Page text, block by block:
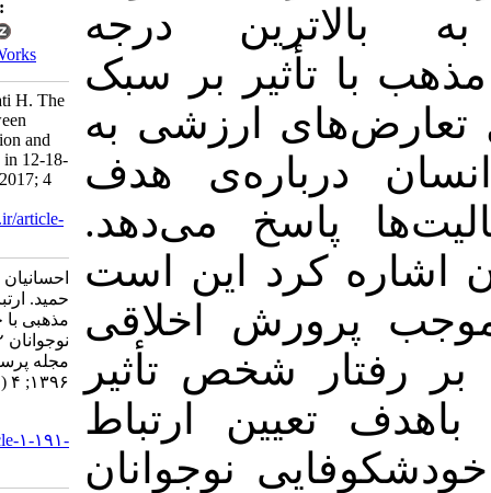
درجه
تأثیر بر سبک
ارزشی به
هدف
پاسخ می‌دهد.
کرد این است
اخلاقی
شخص تأثیر
ارتباط
نوجوانان
Mendeley
Zotero
RefWorks
ehsanian E, hojjati H. The
relationship between
religious orientation and
self-actualization in 12-18-
year-old . JPEN 2017; 4
URL:http://jpen.ir/article-
1-191-fa.html
احسانیان الهام، حجتی
حمید. ارتباط جهت‌گیری
مذهبی با خودشکوفایی
نوجوانان ۱۲ -۱۸ سال.
مجله پرستاری کودکان.
۱۳۹۶; ۴ (۱) :۳۰-۳۵
http://jpen.ir/article-۱-۱۹۱-